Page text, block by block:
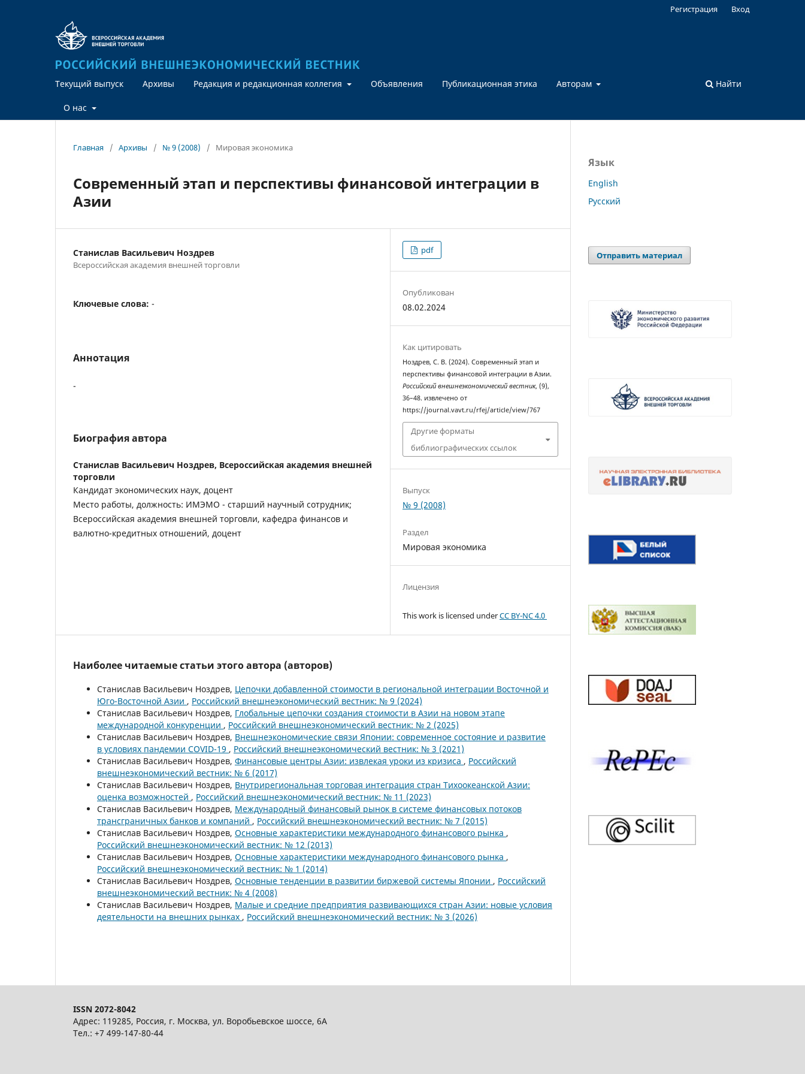
Текущий выпуск Архивы Редакция и редакционная коллегия Объявления Публикационная этика Авторам
О нас
Найти
Регистрация Вход
Главная / Архивы / № 9 (2008) / Мировая экономика
Современный этап и перспективы финансовой интеграции в
Азии
Станислав Васильевич Ноздрев
Всероссийская академия внешней торговли
Ключевые слова: -
Аннотация
-
Биография автора
Станислав Васильевич Ноздрев, Всероссийская академия внешней
торговли
Кандидат экономических наук, доцент
Место работы, должность: ИМЭМО - старший научный сотрудник;
Всероссийская академия внешней торговли, кафедра финансов и
валютно-кредитных отношений, доцент
pdf
Опубликован
08.02.2024
Как цитировать
Ноздрев, С. В. (2024). Современный этап и
перспективы финансовой интеграции в Азии.
Российский внешнеэкономический вестник, (9),
36–48. извлечено от
https://journal.vavt.ru/rfej/article/view/767
Другие форматы
библиографических ссылок
Выпуск
№ 9 (2008)
Раздел
Мировая экономика
Лицензия
This work is licensed underCC BY-NC 4.0
Наиболее читаемые статьи этого автора (авторов)
Станислав Васильевич Ноздрев, Цепочки добавленной стоимости в региональной интеграции Восточной и
Юго-Восточной Азии , Российский внешнеэкономический вестник: № 9 (2024)
Станислав Васильевич Ноздрев, Глобальные цепочки создания стоимости в Азии на новом этапе
международной конкуренции , Российский внешнеэкономический вестник: № 2 (2025)
Станислав Васильевич Ноздрев, Внешнеэкономические связи Японии: современное состояние и развитие
в условиях пандемии COVID-19 , Российский внешнеэкономический вестник: № 3 (2021)
Станислав Васильевич Ноздрев, Финансовые центры Азии: извлекая уроки из кризиса , Российский
внешнеэкономический вестник: № 6 (2017)
Станислав Васильевич Ноздрев, Внутрирегиональная торговая интеграция стран Тихоокеанской Азии:
оценка возможностей , Российский внешнеэкономический вестник: № 11 (2023)
Станислав Васильевич Ноздрев, Международный финансовый рынок в системе финансовых потоков
трансграничных банков и компаний , Российский внешнеэкономический вестник: № 7 (2015)
Станислав Васильевич Ноздрев, Основные характеристики международного финансового рынка ,
Российский внешнеэкономический вестник: № 12 (2013)
Станислав Васильевич Ноздрев, Основные характеристики международного финансового рынка ,
Российский внешнеэкономический вестник: № 1 (2014)
Станислав Васильевич Ноздрев, Основные тенденции в развитии биржевой системы Японии , Российский
внешнеэкономический вестник: № 4 (2008)
Станислав Васильевич Ноздрев, Малые и средние предприятия развивающихся стран Азии: новые условия
деятельности на внешних рынках , Российский внешнеэкономический вестник: № 3 (2026)
Язык
English
Русский
Отправить материал
ISSN 2072-8042
Адрес: 119285, Россия, г. Москва, ул. Воробьевское шоссе, 6А
Тел.: +7 499-147-80-44